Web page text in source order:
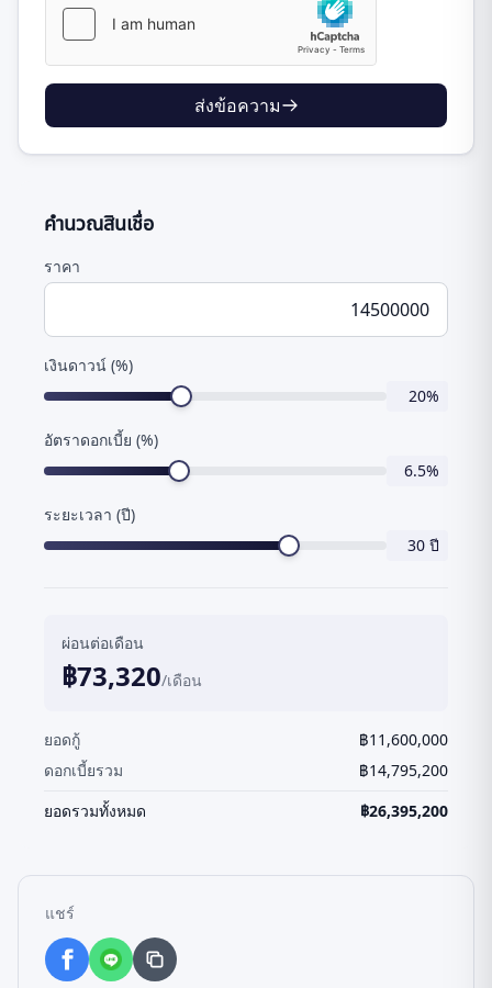
ส่งข้อความ
คำนวณสินเชื่อ
ราคา
เงินดาวน์ (%)
20%
อัตราดอกเบี้ย (%)
6.5%
ระยะเวลา (ปี)
30 ปี
ผ่อนต่อเดือน
฿73,320/เดือน
ยอดกู้ ฿11,600,000
ดอกเบี้ยรวม
฿14,795,200
ยอดรวมทั้งหมด
฿26,395,200
แชร์